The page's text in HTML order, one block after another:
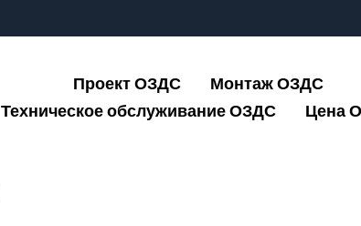
Проект ОЗДС
Монтаж ОЗДС
Техническое обслуживание ОЗДС
Цена